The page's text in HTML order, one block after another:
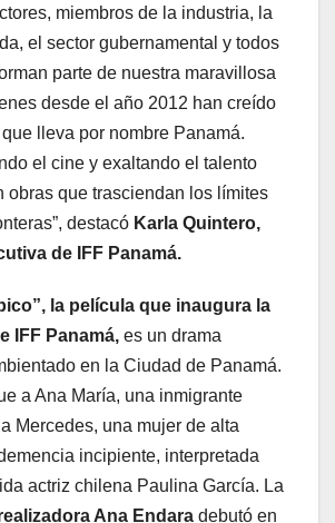
miembros de la industria, la
el sector gubernamental y todos
parte de nuestra maravillosa
desde el año 2012 han creído
lleva por nombre Panamá.
el cine y exaltando el talento
obras que trasciendan los límites
destacó Karla Quintero,
de IFF Panamá.
la película que inaugura la
IFF Panamá, es un drama
en la Ciudad de Panamá.
a Ana María, una inmigrante
Mercedes, una mujer de alta
incipiente, interpretada
actriz chilena Paulina García. La
Ana Endara debutó en